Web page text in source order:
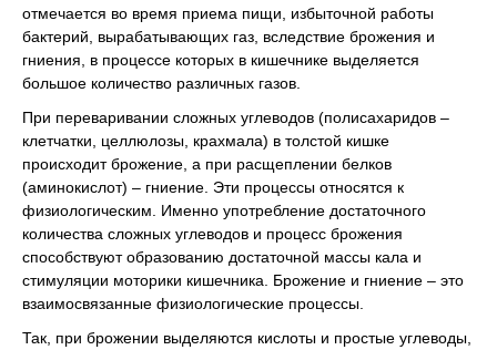
отмечается во время приема пищи, избыточной работы
бактерий, вырабатывающих газ, вследствие брожения и
гниения, в процессе которых в кишечнике выделяется
большое количество различных газов.
При переваривании сложных углеводов (полисахаридов –
клетчатки, целлюлозы, крахмала) в толстой кишке
происходит брожение, а при расщеплении белков
(аминокислот) – гниение. Эти процессы относятся к
физиологическим. Именно употребление достаточного
количества сложных углеводов и процесс брожения
способствуют образованию достаточной массы кала и
стимуляции моторики кишечника. Брожение и гниение – это
взаимо­связанные физиологические процессы.
Так, при брожении выделяются кислоты и простые углеводы,